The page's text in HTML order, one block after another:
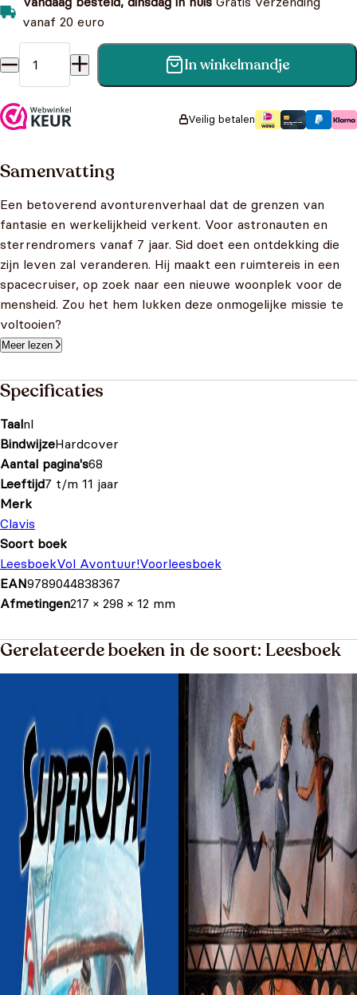
vanaf 20 euro
Spacecruiser - Op zoek naar een nieuwe wereld aantal
In winkelmandje
Veilig betalen
Samenvatting
Een betoverend avonturenverhaal dat de grenzen van
fantasie en werkelijkheid verkent. Voor astronauten en
sterrendromers vanaf 7 jaar. Sid doet een ontdekking die
zijn leven zal veranderen. Hij maakt een ruimtereis in een
spacecruiser, op zoek naar een nieuwe woonplek voor de
mensheid. Zou het hem lukken deze onmogelijke missie te
voltooien?
Meer lezen
Specificaties
Taalnl
BindwijzeHardcover
Aantal pagina's68
Leeftijd7 t/m 11 jaar
Merk
Clavis
Soort boek
LeesboekVol Avontuur!Voorleesboek
EAN9789044838367
Afmetingen217 × 298 × 12 mm
Gerelateerde boeken in de soort: Leesboek